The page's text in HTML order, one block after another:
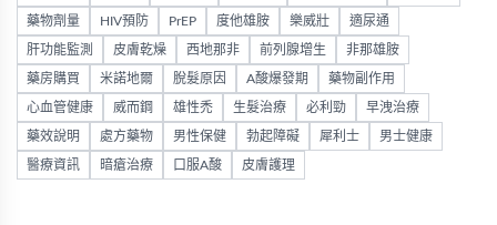
藥物劑量 HIV預防 PrEP 度他雄胺 樂威壯 適尿通
肝功能監測 皮膚乾燥 西地那非 前列腺增生 非那雄胺
藥房購買 米諾地爾 脫髮原因 A酸爆發期 藥物副作用
心血管健康 威而鋼 雄性禿 生髮治療 必利勁 早洩治療
藥效說明 處方藥物 男性保健 勃起障礙 犀利士 男士健康
醫療資訊 暗瘡治療 口服A酸 皮膚護理